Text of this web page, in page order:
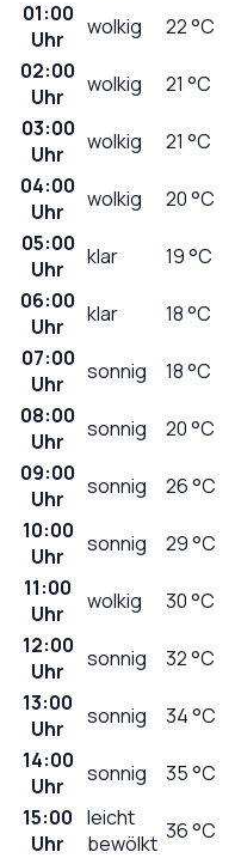
01:00
Uhr
wolkig 22°C
02:00
Uhr
wolkig 21 °C
03:00
Uhr
wolkig 21 °C
04:00
Uhr
wolkig 20°C
05:00
Uhr
klar 19°C
06:00
Uhr
klar 18°C
07:00
Uhr
sonnig 18°C
08:00
Uhr
sonnig 20°C
09:00
Uhr
sonnig 26°C
10:00
Uhr
sonnig 29°C
11:00
Uhr
wolkig 30°C
12:00
Uhr
sonnig 32°C
13:00
Uhr
sonnig 34°C
14:00
Uhr
sonnig 35°C
15:00
Uhr
leicht
bewölkt 36°C